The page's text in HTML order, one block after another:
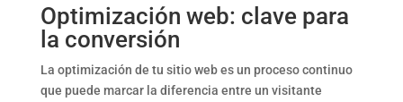
Optimización web: clave para
la conversión
La optimización de tu sitio web es un proceso continuo
que puede marcar la diferencia entre un visitante